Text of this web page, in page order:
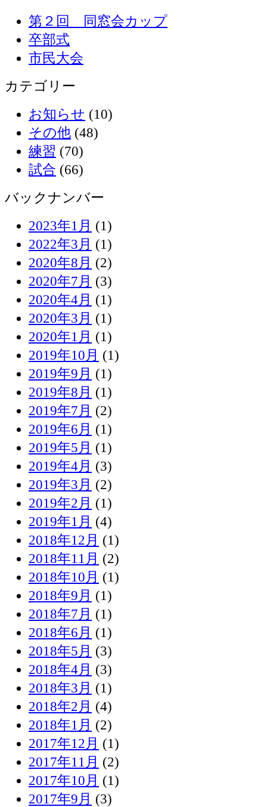
第２回 同窓会カップ
卒部式
市民大会
カテゴリー
お知らせ (10)
その他 (48)
練習 (70)
試合 (66)
バックナンバー
2023年1月 (1)
2022年3月 (1)
2020年8月 (2)
2020年7月 (3)
2020年4月 (1)
2020年3月 (1)
2020年1月 (1)
2019年10月 (1)
2019年9月 (1)
2019年8月 (1)
2019年7月 (2)
2019年6月 (1)
2019年5月 (1)
2019年4月 (3)
2019年3月 (2)
2019年2月 (1)
2019年1月 (4)
2018年12月 (1)
2018年11月 (2)
2018年10月 (1)
2018年9月 (1)
2018年7月 (1)
2018年6月 (1)
2018年5月 (3)
2018年4月 (3)
2018年3月 (1)
2018年2月 (4)
2018年1月 (2)
2017年12月 (1)
2017年11月 (2)
2017年10月 (1)
2017年9月 (3)